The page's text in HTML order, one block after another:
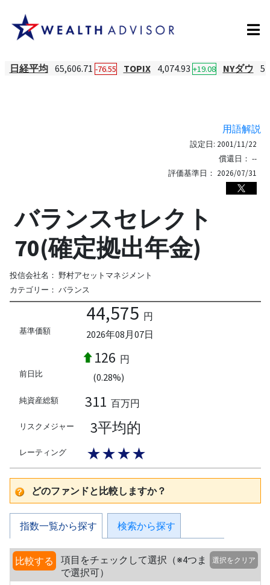
日経平均 65,606.71 -76.55 TOPIX 4,074.93 +19.08 NYダウ
用語解説
設定日: 2001/11/22
償還日： --
評価基準日： 2026/07/31
バランスセレクト
70(確定拠出年金)
投信会社名： 野村アセットマネジメント
カテゴリー： バランス
基準価額
44,575 円
2026年08月07日
前日比
126 円
(0.28%)
純資産総額 311 百万円
リスクメジャー 3平均的
レーティング ★★★★
どのファンドと比較しますか？
指数一覧から探す 検索から探す
比較する
項目をチェックして選択（※4つま
で選択可）
選択をクリア